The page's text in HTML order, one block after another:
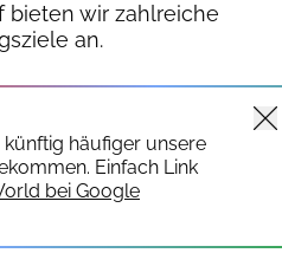
bieten wir zahlreiche
an.
häufiger unsere
Einfach Link
bei Google